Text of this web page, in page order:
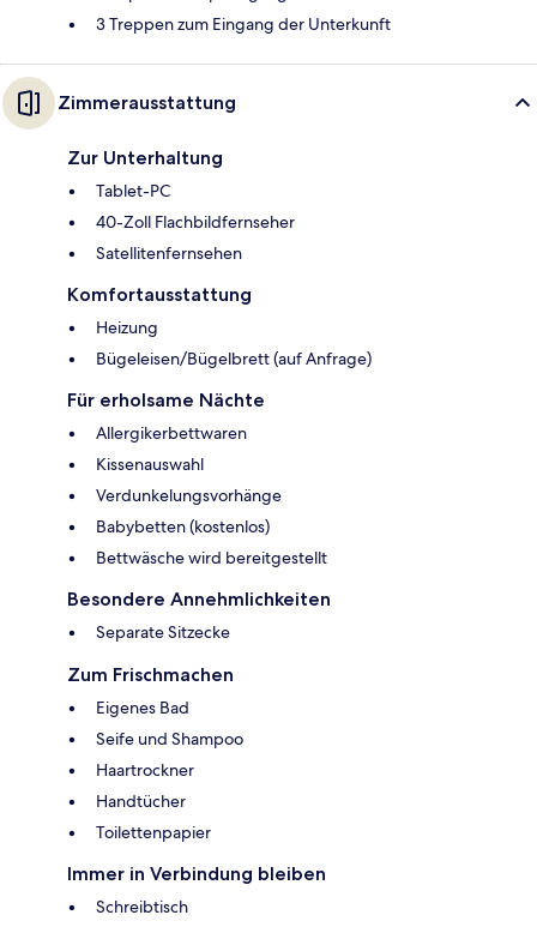
3 Treppen zum Eingang der Unterkunft
Zimmerausstattung
Zur Unterhaltung
Tablet-PC
40-Zoll Flachbildfernseher
Satellitenfernsehen
Komfortausstattung
Heizung
Bügeleisen/Bügelbrett (auf Anfrage)
Für erholsame Nächte
Allergikerbettwaren
Kissenauswahl
Verdunkelungsvorhänge
Babybetten (kostenlos)
Bettwäsche wird bereitgestellt
Besondere Annehmlichkeiten
Separate Sitzecke
Zum Frischmachen
Eigenes Bad
Seife und Shampoo
Haartrockner
Handtücher
Toilettenpapier
Immer in Verbindung bleiben
Schreibtisch